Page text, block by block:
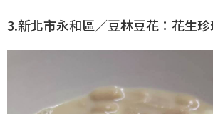
3.新北市永和區／豆林豆花：花生